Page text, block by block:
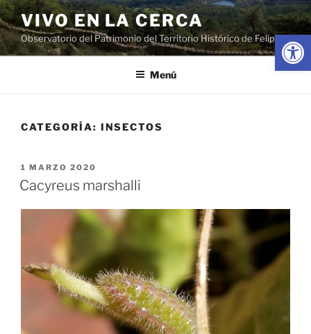
Abrir
Saltar
al
contenido
VIVO EN LA CERCA
Observatorio del Patrimonio del Territorio Histórico de Felipe II
Menú
CATEGORÍA: INSECTOS
PUBLICADO
EL
1 MARZO 2020
Cacyreus marshalli